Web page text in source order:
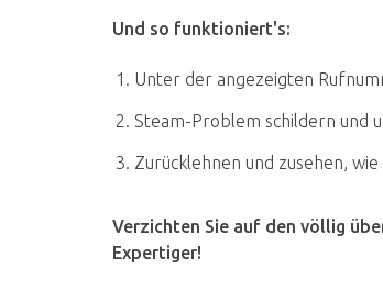
Und so funktioniert's:
Unter der angezeigten
Steam-Problem schildern und
Zurücklehnen und zusehen,
Verzichten Sie auf den völlig
Expertiger!